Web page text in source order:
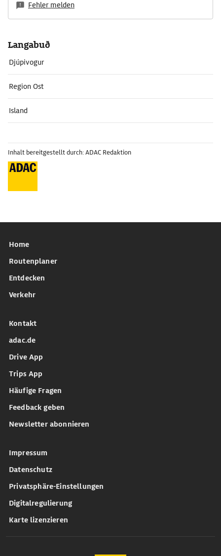
Fehler melden
Langabuð
Djúpivogur
Region Ost
Island
Inhalt bereitgestellt durch: ADAC Redaktion
Home
Routenplaner
Entdecken
Verkehr
Kontakt
adac.de
Drive App
Trips App
Häufige Fragen
Feedback geben
Newsletter abonnieren
Impressum
Datenschutz
Privatsphäre-Einstellungen
Digitalregulierung
Karte lizenzieren